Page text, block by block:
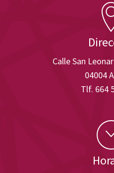
Calle San
04004
Tlf. 664